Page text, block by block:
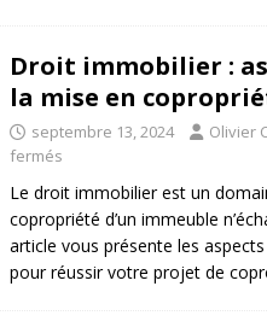
Droit immobilier :
la mise en
septembre 13, 2024 Olivier
fermés
Le droit immobilier est un
copropriété d’un immeuble
article vous présente les
pour réussir votre projet de